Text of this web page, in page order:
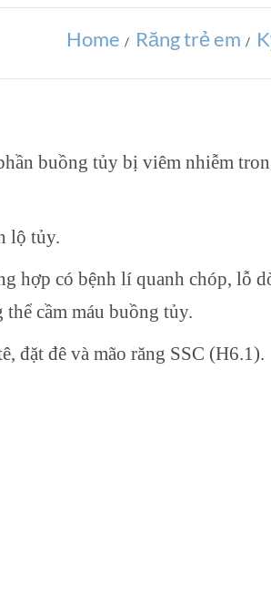
Home Răng trẻ em
buồng tủy bị viêm nhiễm
lộ tủy.
hợp có bệnh lí quanh chóp, lỗ
cầm máu buồng tủy.
đặt đê và mão răng SSC (H6.1).